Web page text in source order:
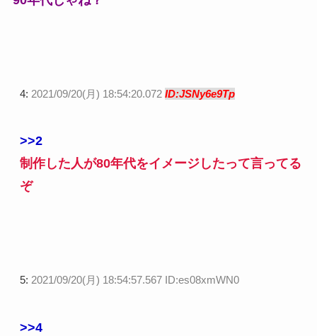
4: 2021/09/20(月) 18:54:20.072 ID:JSNy6e9Tp
>>2
制作した人が80年代をイメージしたって言ってる
ぞ
5: 2021/09/20(月) 18:54:57.567 ID:es08xmWN0
>>4